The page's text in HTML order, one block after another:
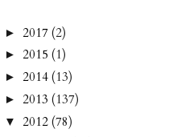
► 2017 (2)
► 2015 (1)
► 2014 (13)
► 2013 (137)
▼ 2012 (78)